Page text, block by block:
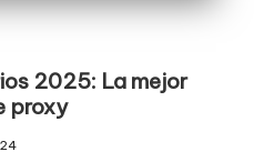
2025: La mejor
proxy